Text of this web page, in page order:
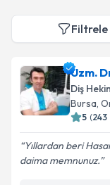
Filtrele
Uzm.
Diş
Bursa,
5 (243
Yıllardan beri
daima memnunuz.